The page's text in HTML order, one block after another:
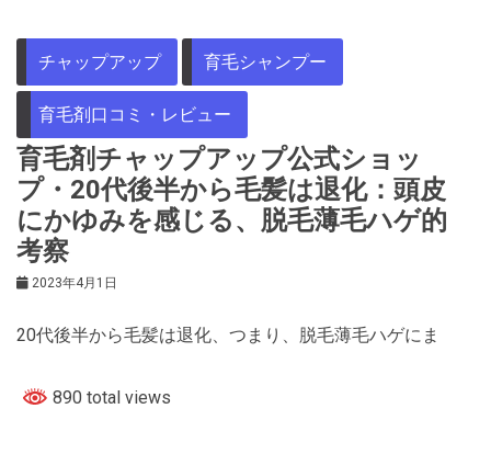
チャップアップ 育毛シャンプー
育毛剤口コミ・レビュー
育毛剤チャップアップ公式ショッ
プ・20代後半から毛髪は退化：頭皮
にかゆみを感じる、脱毛薄毛ハゲ的
考察
2023年4月1日
20代後半から毛髪は退化、つまり、脱毛薄毛ハゲにま
890 total views